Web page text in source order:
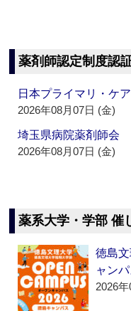
薬剤師認定制度認
日本プライマリ・
2026年08月07日 (金)
埼玉県病院薬剤師
2026年08月07日 (金)
薬系大学・学部 催
徳島
ャン
2026